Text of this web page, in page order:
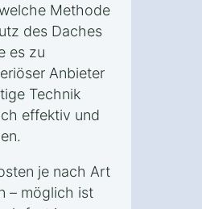
Methode
des Daches
es zu
Anbieter
Technik
effektiv und
je nach Art
– möglich ist